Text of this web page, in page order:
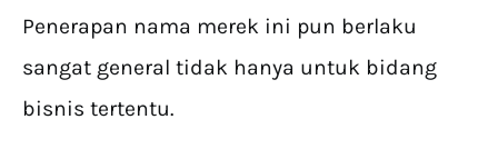
Penerapan nama merek ini pun berlaku
sangat general tidak hanya untuk bidang
bisnis tertentu.